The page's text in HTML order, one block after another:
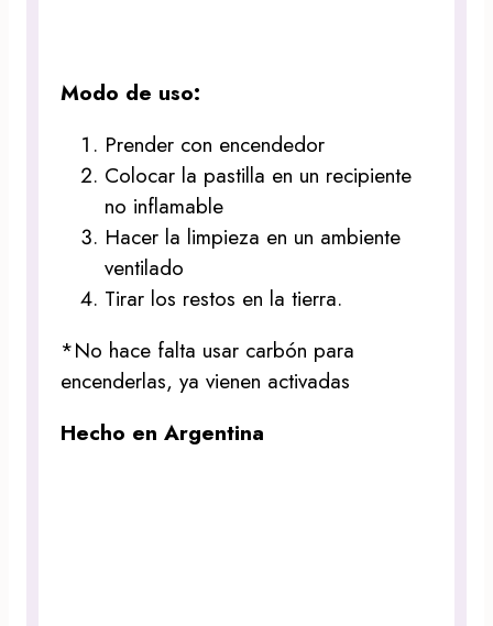
Modo de uso:
Prender con encendedor
Colocar la pastilla en un recipiente
no inflamable
Hacer la limpieza en un ambiente
ventilado
Tirar los restos en la tierra.
*No hace falta usar carbón para
encenderlas, ya vienen activadas
Hecho en Argentina